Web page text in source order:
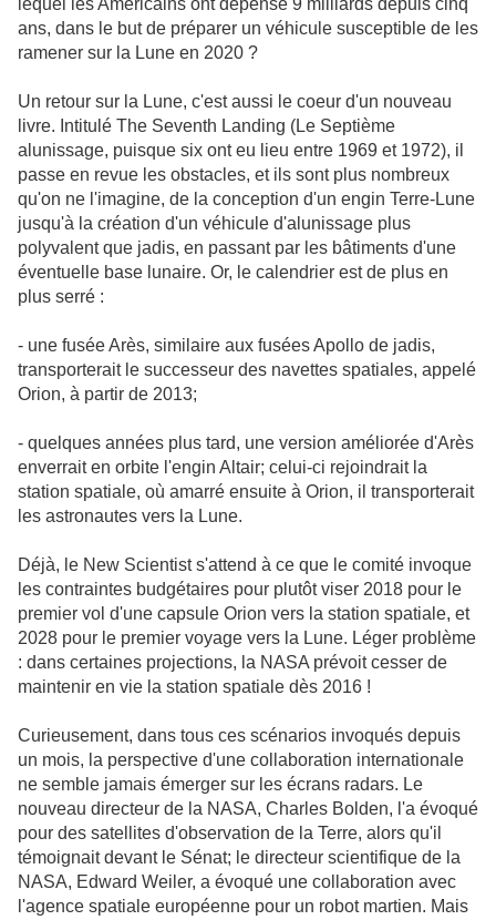
lequel les Américains ont dépensé 9 milliards depuis cinq
ans, dans le but de préparer un véhicule susceptible de les
ramener sur la Lune en 2020 ?
Un retour sur la Lune, c'est aussi le coeur d'un nouveau
livre. Intitulé The Seventh Landing (Le Septième
alunissage, puisque six ont eu lieu entre 1969 et 1972), il
passe en revue les obstacles, et ils sont plus nombreux
qu'on ne l'imagine, de la conception d'un engin Terre-Lune
jusqu'à la création d'un véhicule d'alunissage plus
polyvalent que jadis, en passant par les bâtiments d'une
éventuelle base lunaire. Or, le calendrier est de plus en
plus serré :
- une fusée Arès, similaire aux fusées Apollo de jadis,
transporterait le successeur des navettes spatiales, appelé
Orion, à partir de 2013;
- quelques années plus tard, une version améliorée d'Arès
enverrait en orbite l'engin Altair; celui-ci rejoindrait la
station spatiale, où amarré ensuite à Orion, il transporterait
les astronautes vers la Lune.
Déjà, le New Scientist s'attend à ce que le comité invoque
les contraintes budgétaires pour plutôt viser 2018 pour le
premier vol d'une capsule Orion vers la station spatiale, et
2028 pour le premier voyage vers la Lune. Léger problème
: dans certaines projections, la NASA prévoit cesser de
maintenir en vie la station spatiale dès 2016 !
Curieusement, dans tous ces scénarios invoqués depuis
un mois, la perspective d'une collaboration internationale
ne semble jamais émerger sur les écrans radars. Le
nouveau directeur de la NASA, Charles Bolden, l'a évoqué
pour des satellites d'observation de la Terre, alors qu'il
témoignait devant le Sénat; le directeur scientifique de la
NASA, Edward Weiler, a évoqué une collaboration avec
l'agence spatiale européenne pour un robot martien. Mais